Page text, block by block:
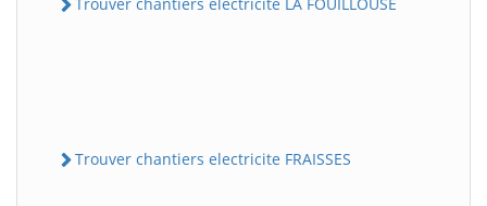
Trouver chantiers electricite FRAISSES